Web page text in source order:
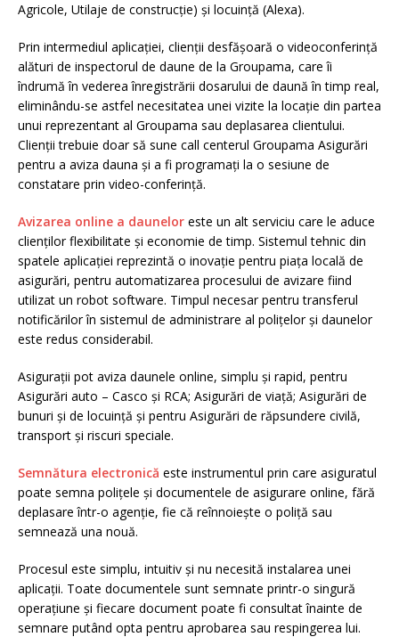
Agricole, Utilaje de construcție) și locuință (Alexa).
Prin intermediul aplicaţiei, clienţii desfăşoară o videoconferinţă
alături de inspectorul de daune de la Groupama, care îi
îndrumă în vederea înregistrării dosarului de daună în timp real,
eliminându-se astfel necesitatea unei vizite la locaţie din partea
unui reprezentant al Groupama sau deplasarea clientului.
Clienţii trebuie doar să sune call centerul Groupama Asigurări
pentru a aviza dauna şi a fi programaţi la o sesiune de
constatare prin video-conferinţă.
Avizarea online a daunelor este un alt serviciu care le aduce
clienților flexibilitate şi economie de timp. Sistemul tehnic din
spatele aplicației reprezintă o inovație pentru piața locală de
asigurări, pentru automatizarea procesului de avizare fiind
utilizat un robot software. Timpul necesar pentru transferul
notificărilor în sistemul de administrare al polițelor și daunelor
este redus considerabil.
Asigurații pot aviza daunele online, simplu și rapid, pentru
Asigurări auto – Casco și RCA; Asigurări de viață; Asigurări de
bunuri și de locuință și pentru Asigurări de răpsundere civilă,
transport și riscuri speciale.
Semnătura electronică este instrumentul prin care asiguratul
poate semna polițele și documentele de asigurare online, fără
deplasare într-o agenție, fie că reînnoiește o poliță sau
semnează una nouă.
Procesul este simplu, intuitiv și nu necesită instalarea unei
aplicații. Toate documentele sunt semnate printr-o singură
operațiune și fiecare document poate fi consultat înainte de
semnare putând opta pentru aprobarea sau respingerea lui.